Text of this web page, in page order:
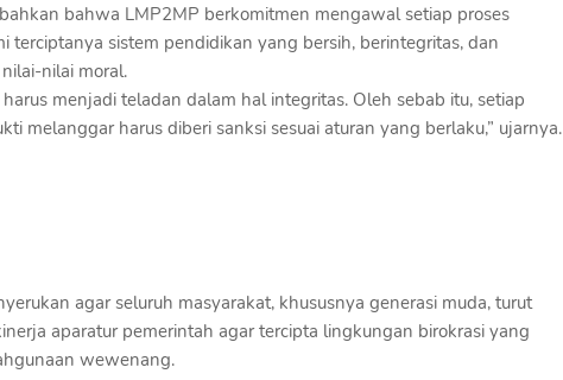
bahwa LMP2MP berkomitmen mengawal setiap proses
terciptanya sistem pendidikan yang bersih, berintegritas, dan
nilai moral.
menjadi teladan dalam hal integritas. Oleh sebab itu, setiap
melanggar harus diberi sanksi sesuai aturan yang berlaku,” ujarnya.
agar seluruh masyarakat, khususnya generasi muda, turut
aparatur pemerintah agar tercipta lingkungan birokrasi yang
wewenang.